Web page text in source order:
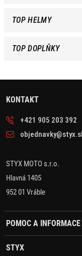
TOP HELMY
TOP DOPLŇKY
KONTAKT
+421 905 203 392
STYX MOTO s.r.o.
Hlavná 1405
952 01 Vráble
POMOC A INFORMACE
STYX